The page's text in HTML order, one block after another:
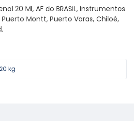
20 Ml, AF do BRASIL, Instrumentos
Montt, Puerto Varas, Chiloé,
kg